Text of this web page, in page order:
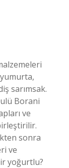
sarımsak.
Borani
ve
sonra
ve
yoğurtlu?